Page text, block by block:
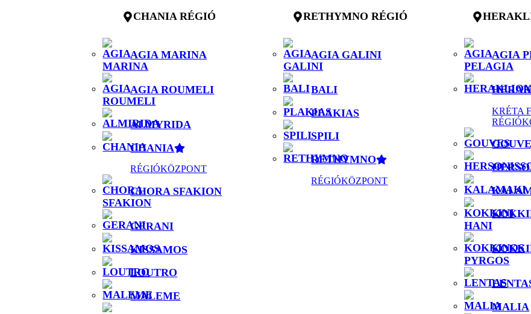
CHANIA RÉGIÓ
AGIA MARINA
AGIA ROUMELI
ALMYRIDA
CHANIA
RÉGIÓKÖZPONT
CHORA SFAKION
GERANI
KISSAMOS
LOUTRO
MALEME
RETHYMNO RÉGIÓ
AGIA GALINI
BALI
PLAKIAS
SPILI
RETHYMNO
RÉGIÓKÖZPONT
AGIA
KRÉTA
MALIA